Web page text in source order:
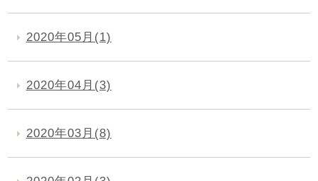
2020年05月(1)
2020年04月(3)
2020年03月(8)